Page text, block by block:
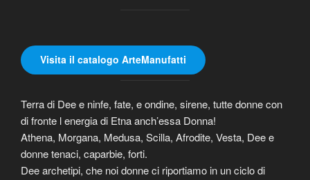
Visita il catalogo ArteManufatti
Terra di Dee e ninfe, fate, e ondine, sirene, tutte donne con
di fronte l energia di Etna anch’essa Donna!
Athena, Morgana, Medusa, Scilla, Afrodite, Vesta, Dee e
donne tenaci, caparbie, forti.
Dee archetipi, che noi donne ci riportiamo in un ciclo di